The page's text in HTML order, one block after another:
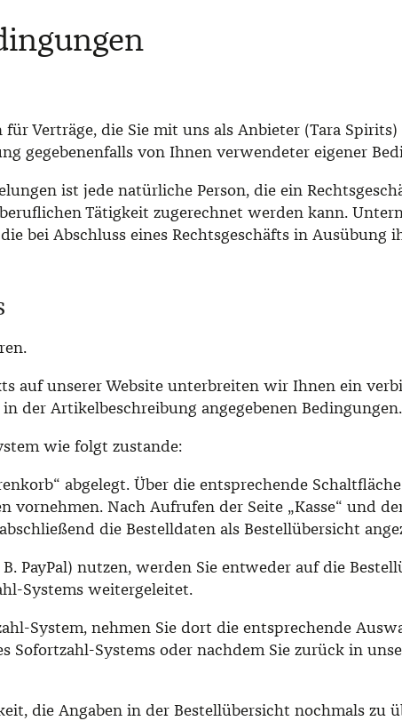
Verträge, die Sie mit uns als Anbieter (Tara
gegebenenfalls von Ihnen verwendeter eigener
ist jede natürliche Person, die ein
Tätigkeit zugerechnet werden kann.
bei Abschluss eines Rechtsgeschäfts in
auf unserer Website unterbreiten wir Ihnen ein
der Artikelbeschreibung angegebenen Bedingungen.
wie folgt zustande:
abgelegt. Über die entsprechende
vornehmen. Nach Aufrufen der Seite „Kasse“ und
die Bestelldaten als Bestellübersicht
PayPal) nutzen, werden Sie entweder auf die
Systems weitergeleitet.
System, nehmen Sie dort die entsprechende
Sofortzahl-Systems oder nachdem Sie zurück in
die Angaben in der Bestellübersicht nochmals zu